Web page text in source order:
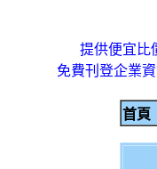
提供便宜比
免費刊登企業
首頁